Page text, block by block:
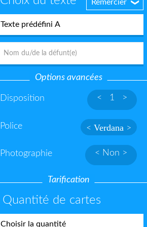
Remercier ❯
Options avancées
Disposition < 1 >
Police < Verdana >
Photographie < Non >
Tarification
Quantité de cartes